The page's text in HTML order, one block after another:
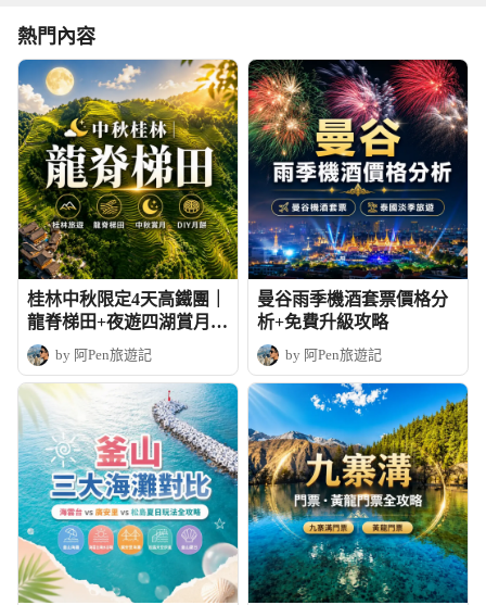
熱門內容
桂林中秋限定4天高鐵團｜
龍脊梯田+夜遊四湖賞月+
DIY月餅
by 阿Pen旅遊記
曼谷雨季機酒套票價格分
析+免費升級攻略
by 阿Pen旅遊記